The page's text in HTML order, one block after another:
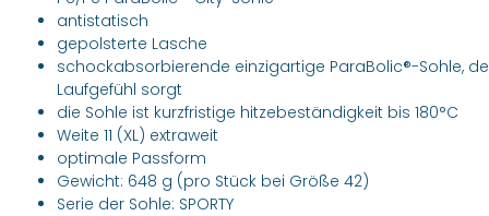
antistatisch
gepolsterte Lasche
schockabsorbierende einzigartige ParaBolic®-Sohle,
Laufgefühl sorgt
die Sohle ist kurzfristige hitzebeständigkeit bis 180°C
Weite 11 (XL) extraweit
optimale Passform
Gewicht: 648 g (pro Stück bei Größe 42)
Serie der Sohle: SPORTY